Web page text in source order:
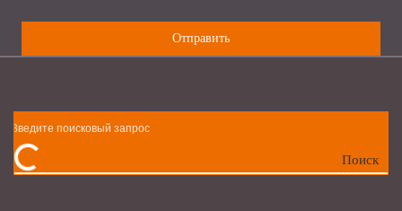
Поиск